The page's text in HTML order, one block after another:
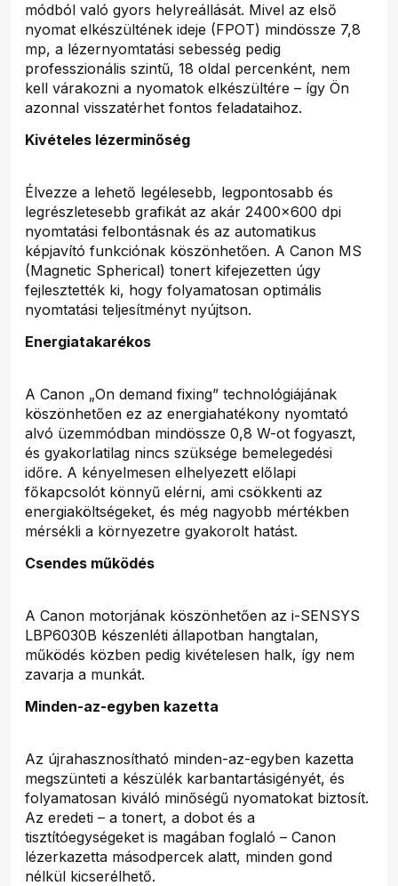
módból való gyors helyreállását. Mivel az első
nyomat elkészültének ideje (FPOT) mindössze 7,8
mp, a lézernyomtatási sebesség pedig
professzionális szintű, 18 oldal percenként, nem
kell várakozni a nyomatok elkészültére – így Ön
azonnal visszatérhet fontos feladataihoz.
Kivételes lézerminőség
Élvezze a lehető legélesebb, legpontosabb és
legrészletesebb grafikát az akár 2400×600 dpi
nyomtatási felbontásnak és az automatikus
képjavító funkciónak köszönhetően. A Canon MS
(Magnetic Spherical) tonert kifejezetten úgy
fejlesztették ki, hogy folyamatosan optimális
nyomtatási teljesítményt nyújtson.
Energiatakarékos
A Canon „On demand fixing” technológiájának
köszönhetően ez az energiahatékony nyomtató
alvó üzemmódban mindössze 0,8 W-ot fogyaszt,
és gyakorlatilag nincs szüksége bemelegedési
időre. A kényelmesen elhelyezett előlapi
főkapcsolót könnyű elérni, ami csökkenti az
energiaköltségeket, és még nagyobb mértékben
mérsékli a környezetre gyakorolt hatást.
Csendes működés
A Canon motorjának köszönhetően az i-SENSYS
LBP6030B készenléti állapotban hangtalan,
működés közben pedig kivételesen halk, így nem
zavarja a munkát.
Minden-az-egyben kazetta
Az újrahasznosítható minden-az-egyben kazetta
megszünteti a készülék karbantartásigényét, és
folyamatosan kiváló minőségű nyomatokat biztosít.
Az eredeti – a tonert, a dobot és a
tisztítóegységeket is magában foglaló – Canon
lézerkazetta másodpercek alatt, minden gond
nélkül kicserélhető.